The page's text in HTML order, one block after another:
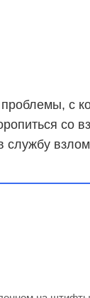
проблемы, с
со
службу